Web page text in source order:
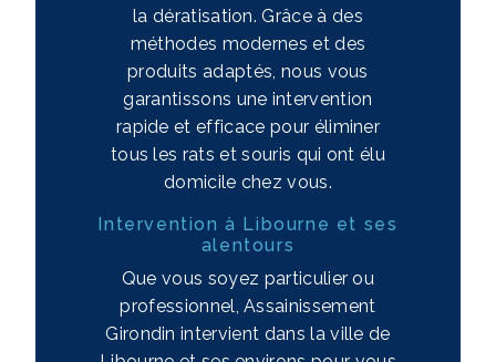
la dératisation. Grâce à des
méthodes modernes et des
produits adaptés, nous vous
garantissons une intervention
rapide et efficace pour éliminer
tous les rats et souris qui ont élu
domicile chez vous.
Intervention à Libourne et ses
alentours
Que vous soyez particulier ou
professionnel, Assainissement
Girondin intervient dans la ville de